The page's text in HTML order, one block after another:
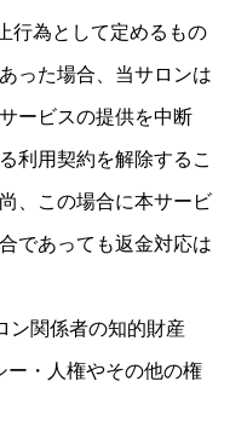
行為として定めるもの
った場合、当サロンは
ービスの提供を中断
利用契約を解除するこ
、この場合に本サービ
であっても返金対応は
ン関係者の知的財産
ー・人権やその他の権